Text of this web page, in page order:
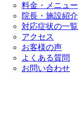
料金・メニュー
院長・施設紹介
対応症状の一覧
アクセス
お客様の声
よくある質問
お問い合わせ